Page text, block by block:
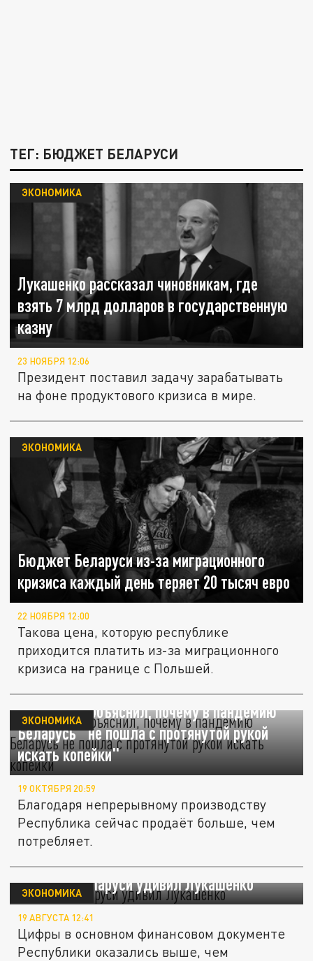
ТЕГ: БЮДЖЕТ БЕЛАРУСИ
Лукашенко рассказал чиновникам, где
взять 7 млрд долларов в государственную
казну
ЭКОНОМИКА
23 НОЯБРЯ 12:06
Президент поставил задачу зарабатывать
на фоне продуктового кризиса в мире.
Бюджет Беларуси из-за миграционного
кризиса каждый день теряет 20 тысяч евро
ЭКОНОМИКА
22 НОЯБРЯ 12:00
Такова цена, которую республике
приходится платить из-за миграционного
кризиса на границе с Польшей.
Лукашенко объяснил, почему в пандемию
Беларусь "не пошла с протянутой рукой
искать копейки"
ЭКОНОМИКА
19 ОКТЯБРЯ 20:59
Благодаря непрерывному производству
Республика сейчас продаёт больше, чем
потребляет.
Бюджет Беларуси удивил Лукашенко
ЭКОНОМИКА
19 АВГУСТА 12:41
Цифры в основном финансовом документе
Республики оказались выше, чем